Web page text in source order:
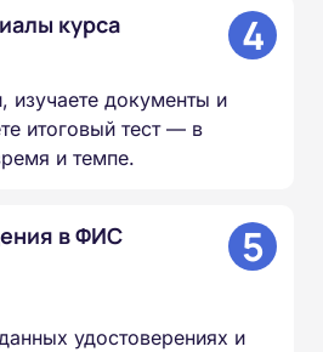
курса 4
изучаете документы и
итоговый тест — в
и темпе.
в ФИС
5
удостоверениях и